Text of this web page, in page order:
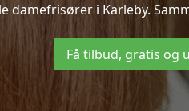
damefrisører i Karleby.
Få tilbud, gratis og